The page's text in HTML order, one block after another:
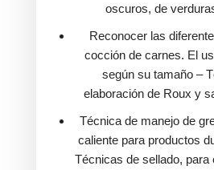
oscuros, de
Reconocer las
cocción de carnes. El
según su tamaño –
elaboración de Roux y
Técnica de manejo de
caliente para productos
Técnicas de sellado, para